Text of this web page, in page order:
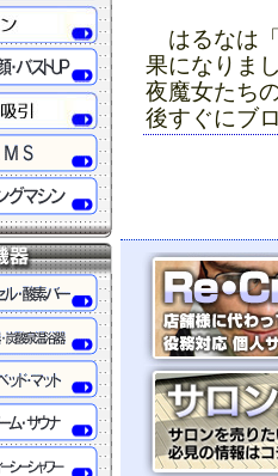
はるなは
果になりま
夜魔女たち
後すぐにブ